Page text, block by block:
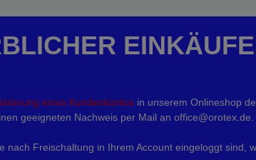
eines Kundenkontos in unserem Onlineshop
geeigneten Nachweis per Mail an office@orotex.de.
Freischaltung in Ihrem Account eingeloggt sind,